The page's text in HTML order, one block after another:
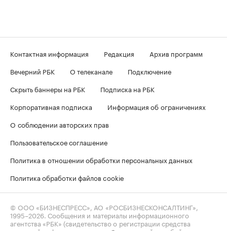
Контактная информация Редакция
Архив программ
Вечерний РБК
О телеканале
Подключение
Скрыть баннеры на РБК
Подписка на РБК
Корпоративная подписка
Информация об ограничениях
О соблюдении авторских прав
Пользовательское соглашение
Политика в отношении обработки персональных данных
Политика обработки файлов cookie
© ООО «БИЗНЕСПРЕСС», АО «РОСБИЗНЕСКОНСАЛТИНГ»,
1995–2026 . Сообщения и материалы информационного
агентства «РБК» (свидетельство о регистрации средства